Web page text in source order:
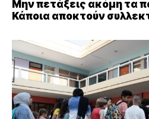
Μην πετάξεις ακόμη τα
Κάποια αποκτούν